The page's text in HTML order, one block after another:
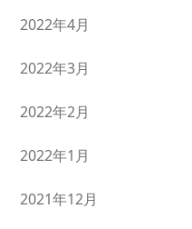
2022年4月
2022年3月
2022年2月
2022年1月
2021年12月